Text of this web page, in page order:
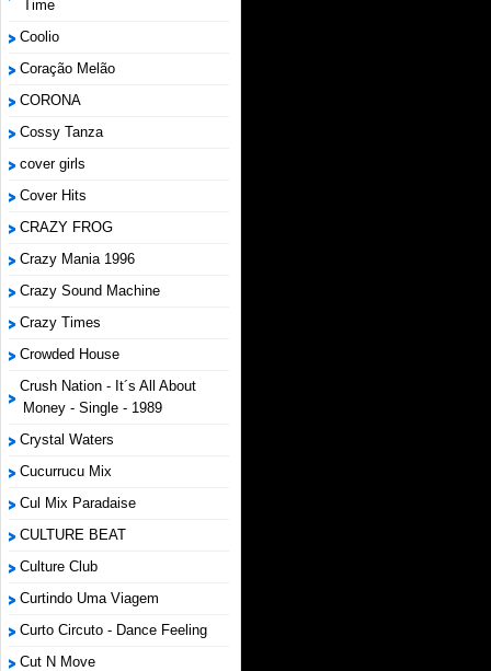
Time
Coolio
Coração Melão
CORONA
Cossy Tanza
cover girls
Cover Hits
CRAZY FROG
Crazy Mania 1996
Crazy Sound Machine
Crazy Times
Crowded House
Crush Nation - It´s All About
Money - Single - 1989
Crystal Waters
Cucurrucu Mix
Cul Mix Paradaise
CULTURE BEAT
Culture Club
Curtindo Uma Viagem
Curto Circuto - Dance Feeling
Cut N Move